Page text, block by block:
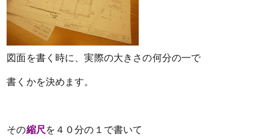
図面を書く時に、実際の大きさの何分の一で
書くかを決めます。
その縮尺を４０分の１で書いて